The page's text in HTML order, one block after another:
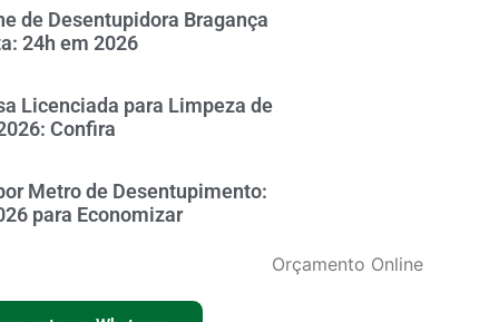
de Desentupidora Bragança
24h em 2026
Licenciada para Limpeza de
Confira
Metro de Desentupimento:
para Economizar